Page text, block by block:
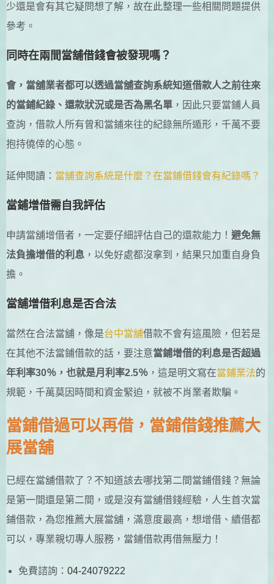
少還是會有其它疑問想了解，故在此整理一些相關問題提供
參考。
同時在兩間當舖借錢會被發現嗎？
會，當舖業者都可以透過當舖查詢系統知道借款人之前往來
的當鋪紀錄、還款狀況或是否為黑名單 ，因此只要當鋪人員
查詢，借款人所有曾和當鋪來往的紀錄無所遁形，千萬不要
抱持僥倖的心態。
延伸閱讀： 當舖查詢系統是什麼？在當鋪借錢會有紀錄嗎？
當鋪增借需自我評估
申請當舖增借者，一定要仔細評估自己的還款能力！ 避免無
法負擔增借的利息 ，以免好處都沒拿到，結果只加重自身負
擔。
當舖增借利息是否合法
當然在合法當舖，像是台中當舖借款不會有這風險，但若是
在其他不法當鋪借款的話，要注意當鋪增借的利息是否超過
年利率30％，也就是月利率2.5％ ，這是明文寫在當鋪業法的
規範，千萬莫因時間和資金緊迫，就被不肖業者欺騙。
當鋪借過可以再借，當鋪借錢推薦大
展當舖
已經在當舖借款了？不知道該去哪找第二間當鋪借錢？無論
是第一間還是第二間，或是沒有當舖借錢經驗，人生首次當
鋪借款，為您推薦大展當舖，滿意度最高，想增借、續借都
可以，專業親切專人服務，當鋪借款再借無壓力！
免費諮詢： 04-24079222